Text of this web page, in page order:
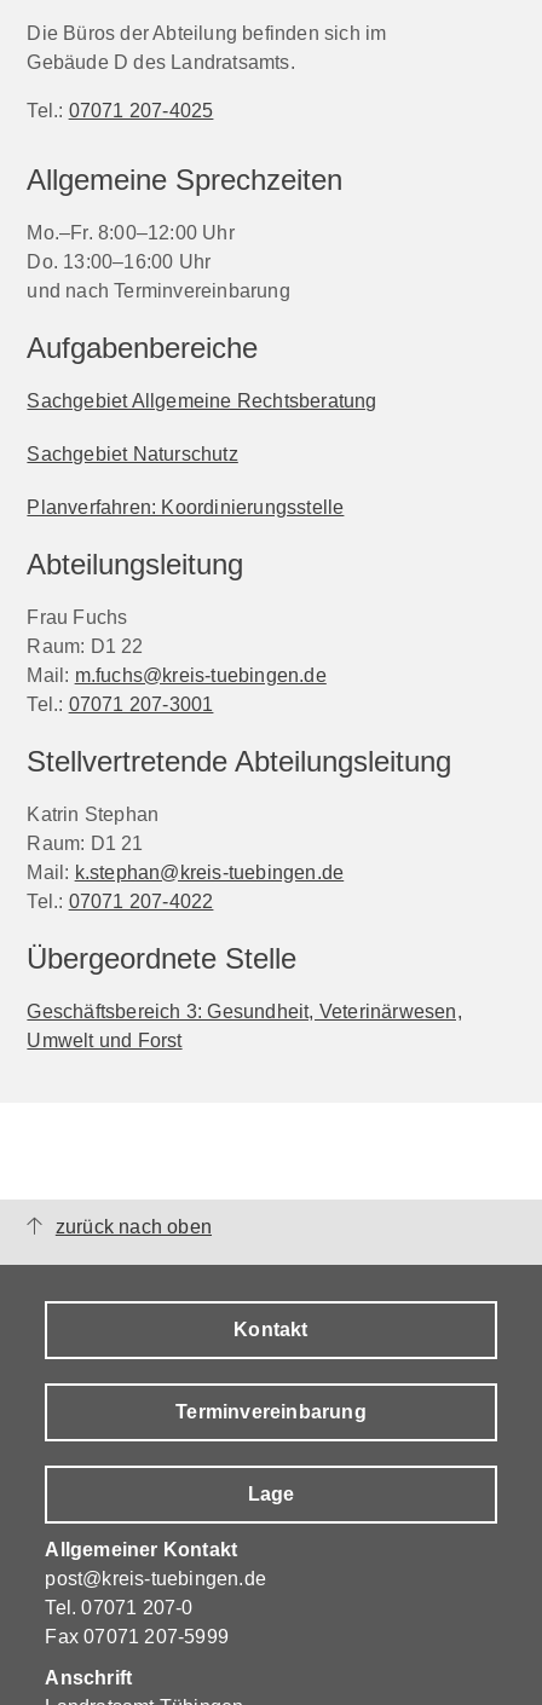
Die Büros der Abteilung befinden sich im
Gebäude D des Landratsamts.
Tel.: 07071 207-4025
Allgemeine Sprechzeiten
Mo.–Fr. 8:00–12:00 Uhr
Do. 13:00–16:00 Uhr
und nach Terminvereinbarung
Aufgabenbereiche
Sachgebiet Allgemeine Rechtsberatung
Sachgebiet Naturschutz
Planverfahren: Koordinierungsstelle
Abteilungsleitung
Frau Fuchs
Raum: D1 22
Mail: m.fuchs@kreis-tuebingen.de
Tel.: 07071 207-3001
Stellvertretende Abteilungsleitung
Katrin Stephan
Raum: D1 21
Mail: k.stephan@kreis-tuebingen.de
Tel.: 07071 207-4022
Übergeordnete Stelle
Geschäftsbereich 3: Gesundheit, Veterinärwesen,
Umwelt und Forst
zurück nach oben
Kontakt
Terminvereinbarung
Lage
Allgemeiner Kontakt
post@kreis-tuebingen.de
Tel.07071 207-0
Fax 07071 207-5999
Anschrift